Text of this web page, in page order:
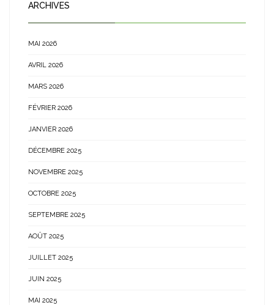
ARCHIVES
MAI 2026
AVRIL 2026
MARS 2026
FÉVRIER 2026
JANVIER 2026
DÉCEMBRE 2025
NOVEMBRE 2025
OCTOBRE 2025
SEPTEMBRE 2025
AOÛT 2025
JUILLET 2025
JUIN 2025
MAI 2025